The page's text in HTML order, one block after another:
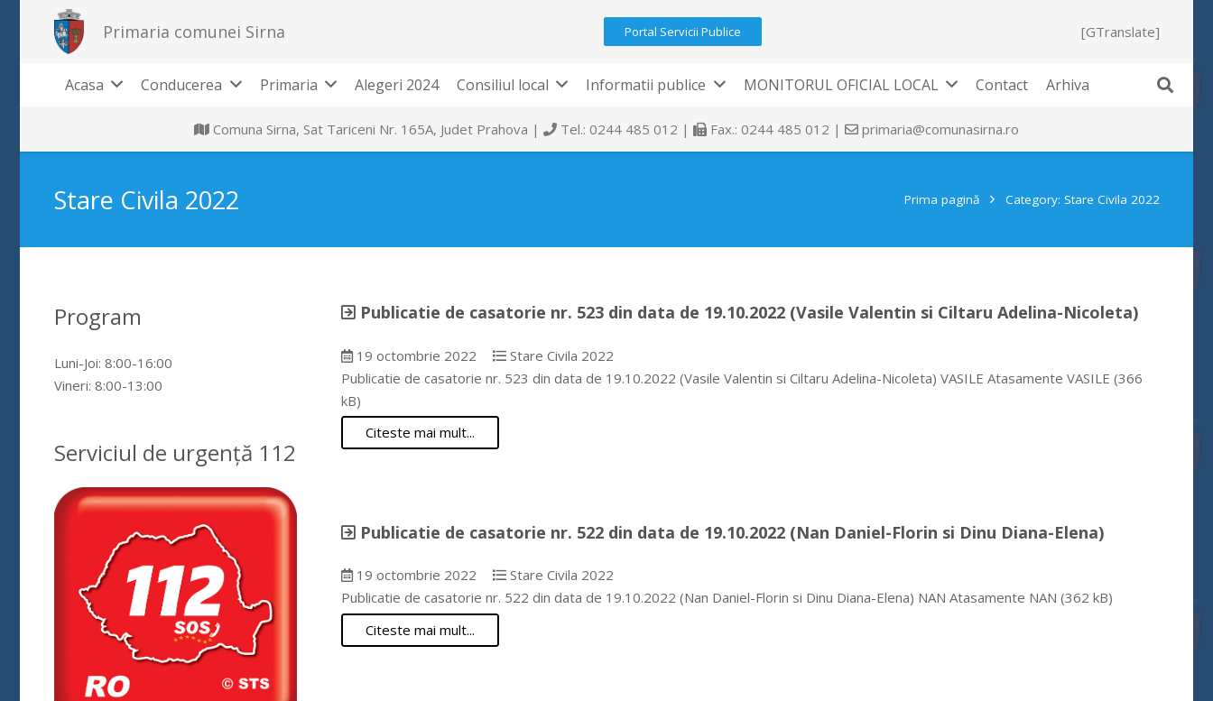
Primaria comunei Sirna Portal Servicii Publice [GTranslate]
Acasa Conducerea Primaria Alegeri 2024 Consiliul local Informatii publice MONITORUL OFICIAL LOCAL Contact Arhiva
Comuna Sirna, Sat Tariceni Nr. 165A, Judet Prahova | Tel.: 0244 485 012 | Fax.: 0244 485 012 | primaria@comunasirna.ro
Stare Civila 2022 Prima pagină Category: Stare Civila 2022
Publicatie de casatorie nr. 523 din data de 19.10.2022 (Vasile Valentin si Ciltaru Adelina-Nicoleta)
19 octombrie 2022
Stare Civila 2022
Publicatie de casatorie nr. 523 din data de 19.10.2022 (Vasile Valentin si Ciltaru Adelina-Nicoleta) VASILE Atasamente VASILE (366
kB)
Citeste mai mult...
Publicatie de casatorie nr. 522 din data de 19.10.2022 (Nan Daniel-Florin si Dinu Diana-Elena)
19 octombrie 2022
Stare Civila 2022
Publicatie de casatorie nr. 522 din data de 19.10.2022 (Nan Daniel-Florin si Dinu Diana-Elena) NAN Atasamente NAN (362 kB)
Citeste mai mult...
Program
Luni-Joi: 8:00-16:00
Vineri: 8:00-13:00
Serviciul de urgență 112